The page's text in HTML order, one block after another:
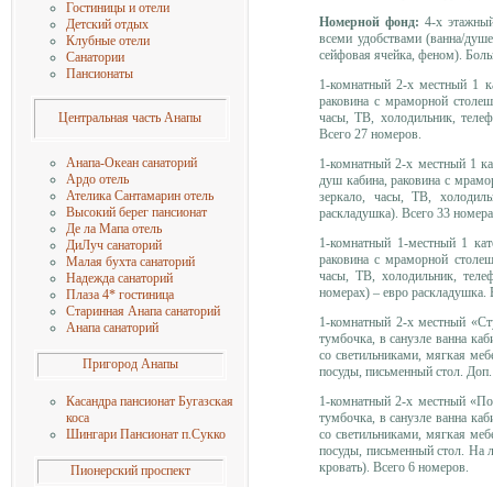
Гостиницы и отели
Детский отдых
Клубные отели
Санатории
Пансионаты
Центральная часть Анапы
Анапа-Океан санаторий
Ардо отель
Ателика Сантамарин отель
Высокий берег пансионат
Де ла Мапа отель
ДиЛуч санаторий
Малая бухта санаторий
Надежда санаторий
Плаза 4* гостиница
Старинная Анапа санаторий
Анапа санаторий
Пригород Анапы
Касандра пансионат Бугазская
коса
Шингари Пансионат п.Сукко
Пионерский проспект
Номерной фонд: 4-х
всеми удобствами (ванна/
сейфовая ячейка, феном).
1-комнатный 2-х местный 1
раковина с мраморной
часы, ТВ, холодильник,
Всего 27 номеров.
1-комнатный 2-х местный 1
душ кабина, раковина с
зеркало, часы, ТВ,
раскладушка). Всего 33
1-комнатный 1-местный 1
раковина с мраморной
часы, ТВ, холодильник,
номерах) – евро раскладушка.
1-комнатный 2-х местный
тумбочка, в санузле ванна
со светильниками, мягкая
посуды, письменный стол.
1-комнатный 2-х местный
тумбочка, в санузле ванна
со светильниками, мягкая
посуды, письменный стол. На
кровать). Всего 6 номеров.